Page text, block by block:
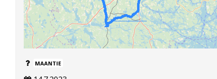
MAANTIE